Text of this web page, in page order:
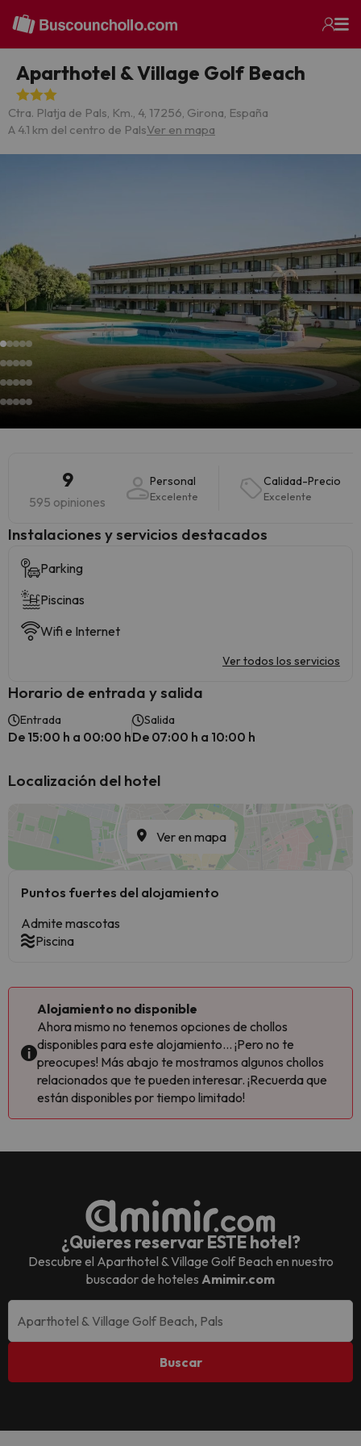
Aparthotel & Village Golf Beach
Ctra. Platja de Pals, Km., 4, 17256, Girona, España
A 4.1 km del centro de PalsVer en mapa
9
595 opiniones
Personal
Excelente
Calidad-Precio
Excelente
Instalaciones y servicios destacados
Parking
Piscinas
Wifi e Internet
Ver todos los servicios
Horario de entrada y salida
Entrada
De 15:00 h a 00:00 h
Salida
De 07:00 h a 10:00 h
Localización del hotel
Ver en mapa
Puntos fuertes del alojamiento
Admite mascotas
Piscina
Alojamiento no disponible
Ahora mismo no tenemos opciones de chollos
disponibles para este alojamiento... ¡Pero no te
preocupes! Más abajo te mostramos algunos chollos
relacionados que te pueden interesar. ¡Recuerda que
están disponibles por tiempo limitado!
¿Quieres reservar ESTE hotel?
Descubre el Aparthotel & Village Golf Beach en nuestro
buscador de hoteles Amimir.com
Buscar